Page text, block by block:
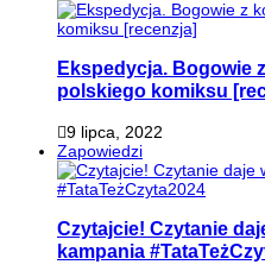
Ekspedycja. Bogowie
polskiego komiksu
9 lipca, 2022
Zapowiedzi
Czytajcie! Czytanie
kampania